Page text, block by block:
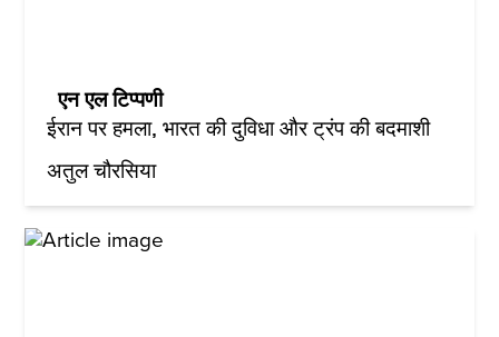
एन एल टिप्पणी
ईरान पर हमला, भारत की दुविधा और ट्रंप की बदमाशी
अतुल चौरसिया